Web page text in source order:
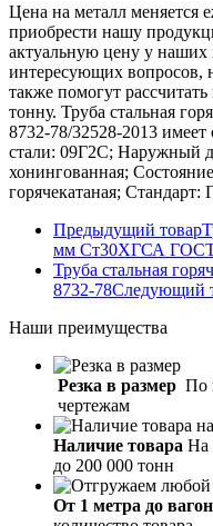
Цена на металл меняется
приобрести нашу
актуальную цену у
интересующих вопросов,
также помогут
тонну. Труба стальная
8732-78/32528-2013 имеет следующие характеристики: Марка
стали: 09Г2С; Наружный
хонингованная;
горячекатаная;
Предыдущий товар
мм Ст30ХГСА ГОСТ
Труба стальная
8732-78Следующий
Наши преимущества
Резка в размер По
чертежам
Наличие товара На
до 200 000 тонн
От 1 метра до